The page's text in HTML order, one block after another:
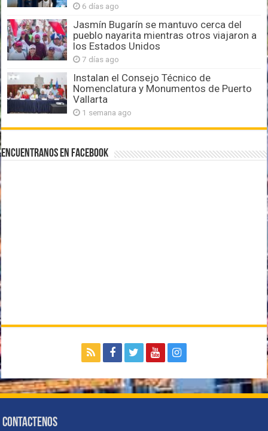
6 días ago
Jasmín Bugarín se mantuvo cerca del
pueblo nayarita mientras otros viajaron a
los Estados Unidos
7 días ago
Instalan el Consejo Técnico de
Nomenclatura y Monumentos de Puerto
Vallarta
1 semana ago
Encuentranos en Facebook
Contactenos